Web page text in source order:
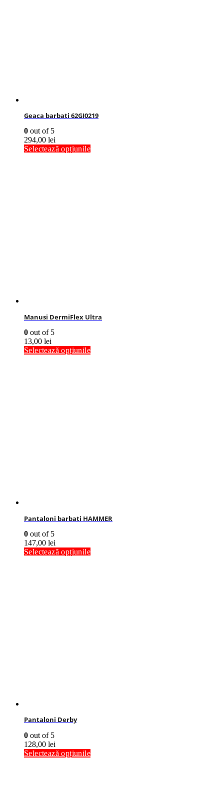
Geaca barbati 62GI0219
0 out of 5
294,00 lei
Selectează opțiunile
Manusi DermiFlex Ultra
0 out of 5
13,00 lei
Selectează opțiunile
Pantaloni barbati HAMMER
0 out of 5
147,00 lei
Selectează opțiunile
Pantaloni Derby
0 out of 5
128,00 lei
Selectează opțiunile